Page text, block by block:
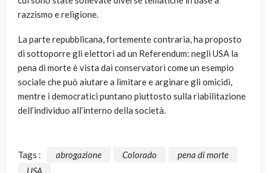
razzismo e religione.
La parte repubblicana, fortemente contraria, ha proposto
di sottoporre gli elettori ad un Referendum: negli USA la
pena di morte è vista dai conservatori come un esempio
sociale che può aiutare a limitare e arginare gli omicidi,
mentre i democratici puntano piuttosto sulla riabilitazione
dell’individuo all’interno della società.
Tags : abrogazione Colorado
pena di morte
USA